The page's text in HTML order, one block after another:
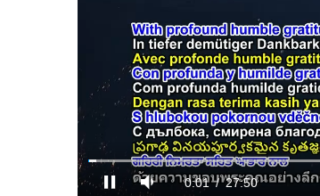
PauzaZtlumit
Aktuální
0:02 / Doba
27:50
Načteno:
1.16%